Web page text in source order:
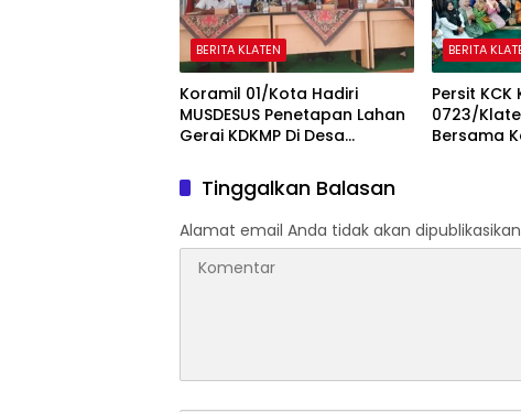
BERITA KLATEN
Koramil 01/Kota Hadiri
MUSDESUS Penetapan Lahan
Gerai KDKMP Di Desa
BERITA
Persit KCK
0723/
Bersama
Tinggalkan Balasan
Alamat email Anda tidak akan